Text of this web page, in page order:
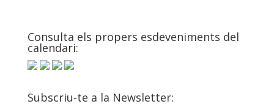
Consulta els propers esdeveniments del
calendari:
Subscriu-te a la Newsletter: